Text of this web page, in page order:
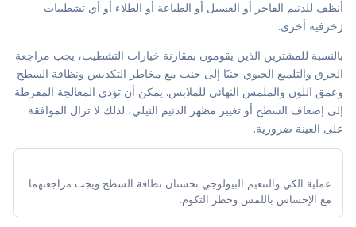
أنظف للدنيم الفاخر أو الغسيل أو الطباعة أو الطلاء أو أي تشطيبات
زخرفية أخرى.
بالنسبة للمشترين الذين يقومون بمقارنة خيارات التشطيب، يجب مراجعة
الحرق والتلميع الحيوي جنبًا إلى جنب مع مخاطر التكديس ونظافة السطح
وعمق اللون والملمس النهائي للملابس. يمكن أن تؤدي المعالجة المفرطة
إلى إضعاف السطح أو تغيير مظهر الدنيم النيلي، لذلك لا تزال الموافقة
على العينة ضرورية.
عملية الكي والتنعيم البيولوجي تحسنان نظافة السطح ويجب مراجعتهما
مع الإحساس باللمس وخطر التكوم.